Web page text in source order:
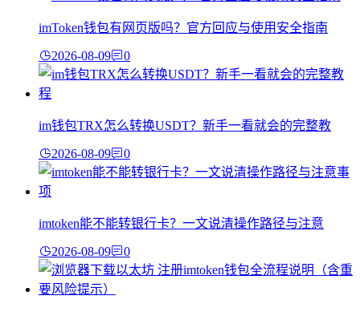
imToken钱包有网页版吗？官方回应与使用安全指南
2026-08-09 0
im钱包TRX怎么转换USDT？新手一看就会的完整教
2026-08-09 0
imtoken能不能转银行卡？一文说清操作路径与注意
2026-08-09 0